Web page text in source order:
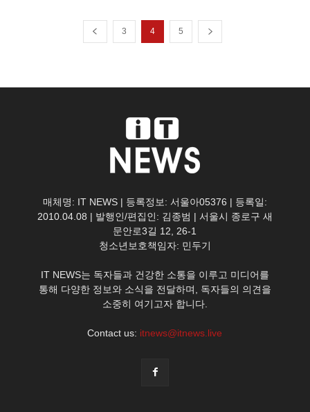
3 4 5
매체명: IT NEWS | 등록정보: 서울아05376 | 등록일:
2010.04.08 | 발행인/편집인: 김종범 | 서울시 종로구 새
문안로3길 12, 26-1
청소년보호책임자: 민두기
IT NEWS는 독자들과 건강한 소통을 이루고 미디어를
통해 다양한 정보와 소식을 전달하며, 독자들의 의견을
소중히 여기고자 합니다.
Contact us: itnews@itnews.live